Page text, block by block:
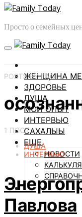
Просто о семейных
ЖЕНЩИНА
ЗДОРОВЬЕ
ДУША
МОЙ ОПЫТ
ИНТЕРВЬЮ
САХАЛЫЫ
ЕЩЕ
НОВОСТИ
POSTS BY TAG
1 ПОСТ
ДУША
ИНТЕРВЬЮ
Павлова